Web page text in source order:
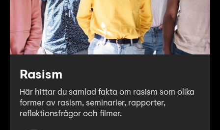
Rasism
Här hittar du samlad fakta om rasism som olika
former av rasism, seminarier, rapporter,
reflektionsfrågor och filmer.